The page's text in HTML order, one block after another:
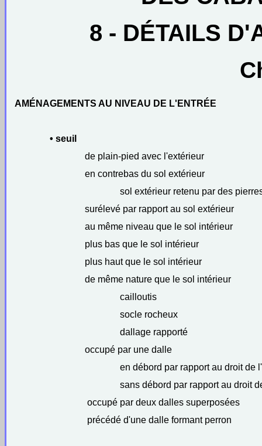
8 - DÉTAILS
AMÉNAGEMENTS AU NIVEAU DE L'ENTRÉE
• seuil
de plain-pied avec l'extérieur
en contrebas du sol extérieur
sol extérieur retenu par des
surélevé par rapport au sol extérieur
au même niveau que le sol intérieur
plus bas que le sol intérieur
plus haut que le sol intérieur
de même nature que le sol intérieur
cailloutis
socle rocheux
dallage rapporté
occupé par une dalle
en débord par rapport au droit de
sans débord par rapport au droit
occupé par deux dalles superposées
précédé d'une dalle formant perron